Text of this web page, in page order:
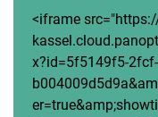
<iframe
x?id=5f5149f5-